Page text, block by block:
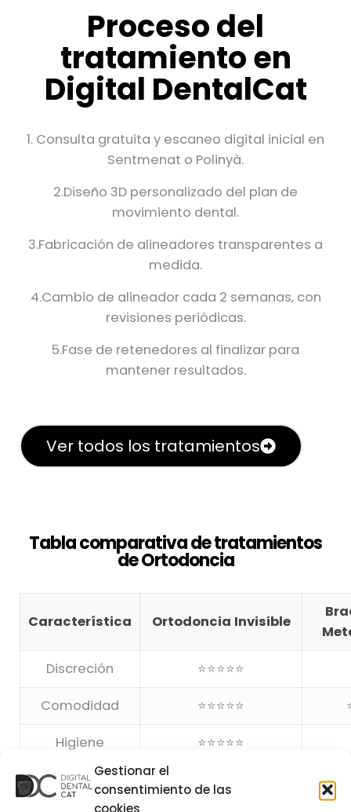
Gestionar el
consentimiento de las
cookies
Proceso del
tratamiento en
Digital DentalCat
1. Consulta gratuita y escaneo digital inicial en
Sentmenat o Polinyà.
2.Diseño 3D personalizado del plan de
movimiento dental.
3.Fabricación de alineadores transparentes a
medida.
4.Cambio de alineador cada 2 semanas, con
revisiones periódicas.
5.Fase de retenedores al finalizar para
mantener resultados.
Ver todos los tratamientos
Tabla comparativa de tratamientos
de Ortodoncia
Característica Ortodoncia Invisible
Discreción ⭐⭐⭐⭐⭐
Comodidad ⭐⭐⭐⭐⭐
Higiene ⭐⭐⭐⭐⭐
Tiempo
aproximado
⭐⭐⭐⭐